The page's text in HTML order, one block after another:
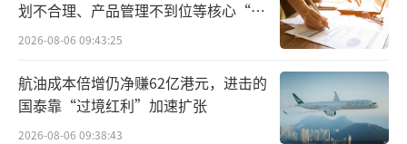
划不合理、产品管理不到位等核心“痛
点”
2026-08-06 09:43:25
航油成本倍增仍净赚62亿港元，进击的
国泰靠“过境红利”加速扩张
2026-08-06 09:38:43